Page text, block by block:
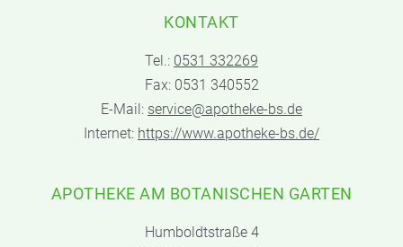
KONTAKT
Tel.: 0531 332269
Fax: 0531 340552
E-Mail: service@apotheke-bs.de
Internet: https://www.apotheke-bs.de/
APOTHEKE AM BOTANISCHEN GARTEN
Humboldtstraße 4